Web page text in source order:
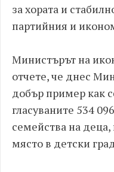
за хората и
партийния и
Министърът на
отчете, че днес
добър пример как
гласуваните 534
семейства на
място в детски